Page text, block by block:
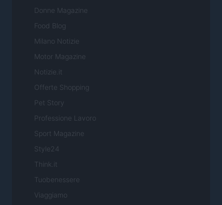
Donne Magazine
Food Blog
Milano Notizie
Motor Magazine
Notizie.it
Offerte Shopping
Pet Story
Professione Lavoro
Sport Magazine
Style24
Think.it
Tuobenessere
Viaggiamo